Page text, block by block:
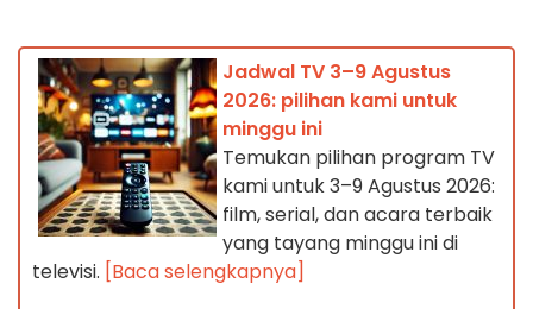
Jadwal TV 3–9 Agustus
2026: pilihan kami untuk
minggu ini
Temukan pilihan program TV
kami untuk 3–9 Agustus 2026:
film, serial, dan acara terbaik
yang tayang minggu ini di
televisi. [Baca selengkapnya]